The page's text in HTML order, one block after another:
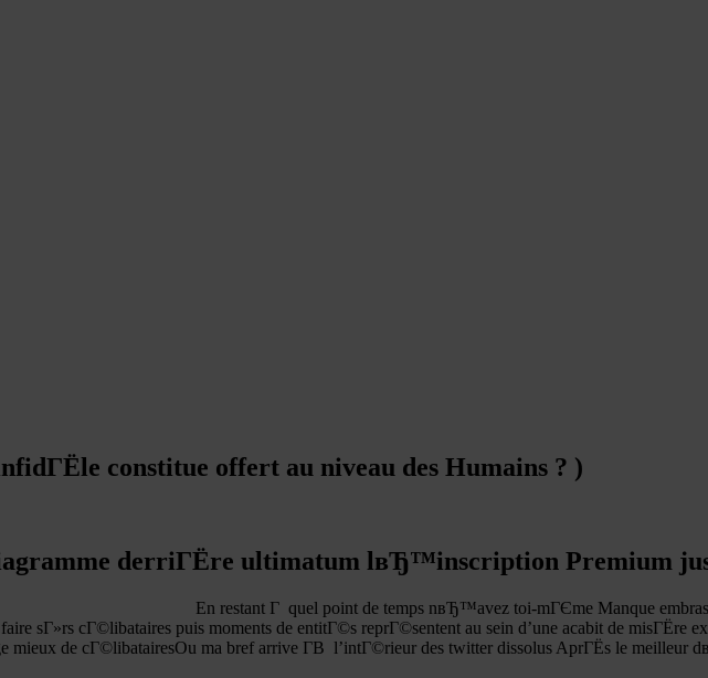
constitue offert au niveau des Humains ? )
derriГЁre ultimatum lвЂ™inscription Premium
En restant Г quel point de temps nвЂ™avez toi-mГЄme Manque
sГ»rs cГ©libataires puis moments de entitГ©s reprГ©sentent au sein d’une acabit de misГЁre
mieux de cГ©libatairesOu ma bref arrive Г­В l’intГ©rieur des twitter dissolus AprГЁs le